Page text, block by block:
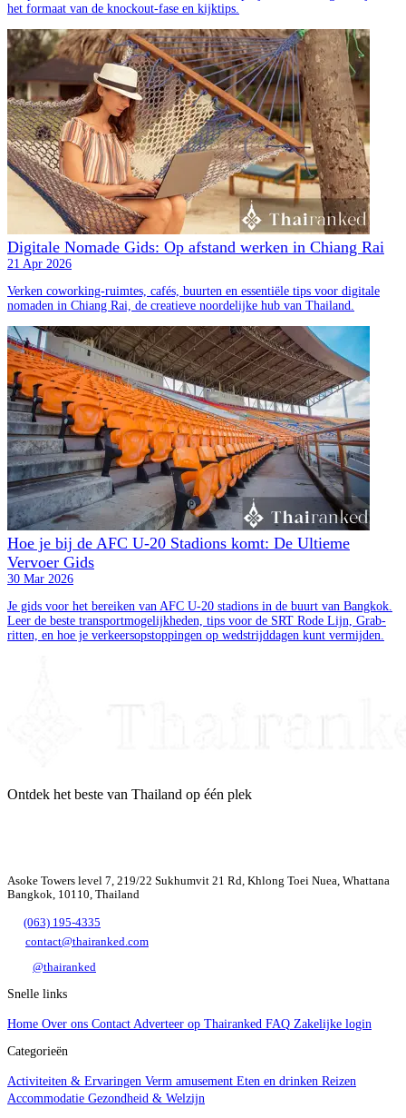
het formaat van de knockout-fase en kijktips.
Digitale Nomade Gids: Op afstand werken in Chiang Rai
21 Apr 2026
Verken coworking-ruimtes, cafés, buurten en essentiële tips voor digitale
nomaden in Chiang Rai, de creatieve noordelijke hub van Thailand.
Hoe je bij de AFC U-20 Stadions komt: De Ultieme
Vervoer Gids
30 Mar 2026
Je gids voor het bereiken van AFC U-20 stadions in de buurt van Bangkok.
Leer de beste transportmogelijkheden, tips voor de SRT Rode Lijn, Grab-
ritten, en hoe je verkeersopstoppingen op wedstrijddagen kunt vermijden.
Ontdek het beste van Thailand op één plek
Asoke Towers level 7, 219/22 Sukhumvit 21 Rd, Khlong Toei Nuea, Whattana
Bangkok, 10110, Thailand
(063) 195-4335
contact@thairanked.com
@thairanked
Snelle links
Home Over ons Contact Adverteer op Thairanked FAQ Zakelijke login
Categorieën
Activiteiten & Ervaringen Verm amusement Eten en drinken Reizen
Accommodatie Gezondheid & Welzijn